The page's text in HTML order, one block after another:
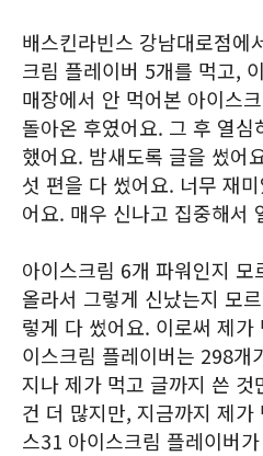
배스킨라빈스 강남대로점에
크림 플레이버 5개를 먹고,
매장에서 안 먹어본 아이스
돌아온 후였어요. 그 후 열
했어요. 밤새도록 글을 썼어
섯 편을 다 썼어요. 너무 재
어요. 매우 신나고 집중해서
아이스크림 6개 파워인지
올라서 그렇게 신났는지 모
렇게 다 썼어요. 이로써 제
이스크림 플레이버는 298개
지나 제가 먹고 글까지 쓴
건 더 많지만, 지금까지 제
스31 아이스크림 플레이버